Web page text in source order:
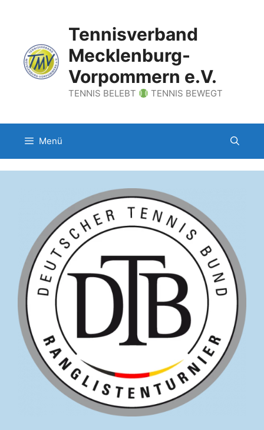
Tennisverband
Mecklenburg-
Vorpommern e.V.
TENNIS BELEBT TENNIS BEWEGT
Menü